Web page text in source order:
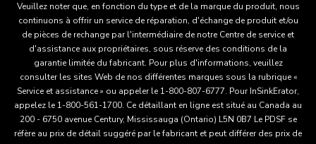
Veuillez noter que, en fonction du type et de la marque du produit, nous
continuons à offrir un service de réparation, d'échange de produit et/ou
de pièces de rechange par l'intermédiaire de notre Centre de service et
d'assistance aux propriétaires, sous réserve des conditions de la
garantie limitée du fabricant. Pour plus d'informations, veuillez
consulter les sites Web de nos différentes marques sous la rubrique «
Service et assistance » ou appeler le 1-800-807-6777. Pour InSinkErator,
appelez le 1-800-561-1700. Ce détaillant en ligne est situé au Canada au
200 - 6750 avenue Century, Mississauga (Ontario) L5N 0B7 Le PDSF se
réfère au prix de détail suggéré par le fabricant et peut différer des prix de